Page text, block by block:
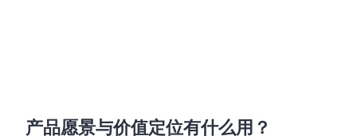
产品愿景与价值定位有什么用？